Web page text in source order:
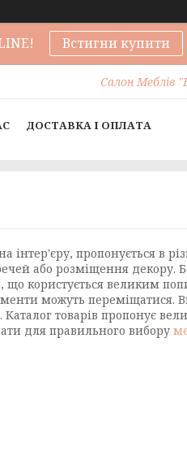
Встигни купити
Салон Меблів
ДОСТАВКА І ОПЛАТА
інтер'єру, пропонується в
або розміщення декору.
користується великим
можуть
Каталог товарів пропонує
для правильного вибору